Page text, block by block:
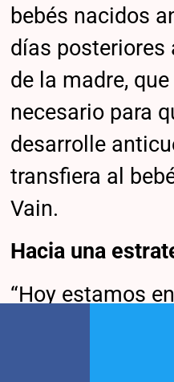
bebés nacidos
días posteriores
de la madre,
necesario para
desarrolle
transfiera al
Vain.
Hacia una
“Hoy estamos